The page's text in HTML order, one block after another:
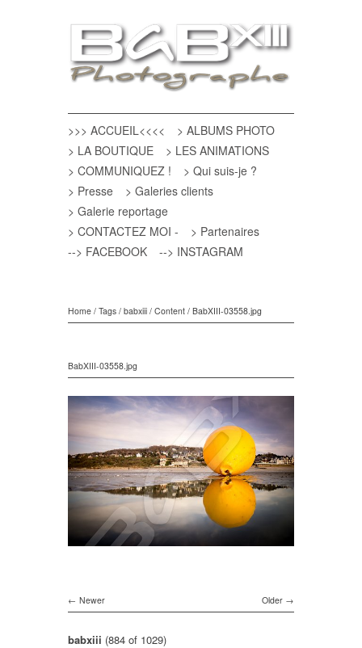
>>> ACCUEIL<<<<
> ALBUMS PHOTO
> LA BOUTIQUE
> LES ANIMATIONS
> COMMUNIQUEZ !
> Qui suis-je ?
> Presse
> Galeries clients
> Galerie reportage
> CONTACTEZ MOI -
> Partenaires
--> FACEBOOK
--> INSTAGRAM
Home / Tags / babxiii / Content / BabXIII-03558.jpg
BabXIII-03558.jpg
Older
Newer
babxiii (884 of 1029)